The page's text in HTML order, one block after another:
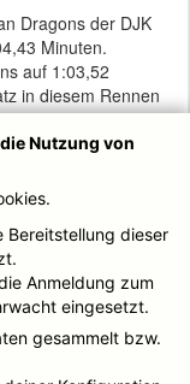
Dragons der DJK
Minuten.
auf 1:03,52
in diesem Rennen
Teams in die
eingestuft. In
1:03,01 reichte es
Nutzung von
Bereitstellung dieser
Anmeldung zum
eingesetzt.
gesammelt bzw.